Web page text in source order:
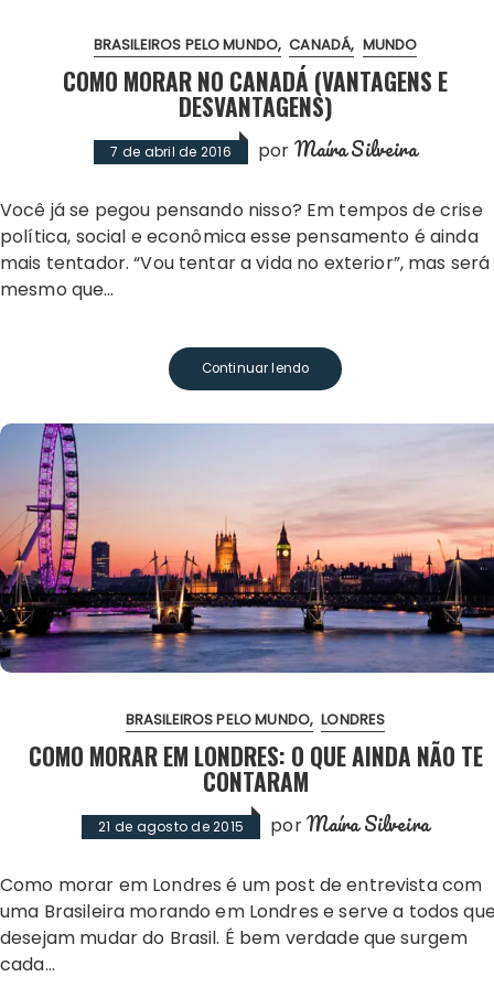
BRASILEIROS PELO MUNDO CANADÁ MUNDO
COMO MORAR NO CANADÁ (VANTAGENS E
DESVANTAGENS)
7 de abril de 2016 por Maíra Silveira
Você já se pegou pensando nisso? Em tempos de crise
política, social e econômica esse pensamento é ainda
mais tentador. “Vou tentar a vida no exterior”, mas será
mesmo que…
Continuar lendo
BRASILEIROS PELO MUNDO LONDRES
COMO MORAR EM LONDRES: O QUE AINDA NÃO TE
CONTARAM
21 de agosto de 2015 porMaíra Silveira
Como morar em Londres é um post de entrevista com
uma Brasileira morando em Londres e serve a todos
desejam mudar do Brasil. É bem verdade que surgem
cada…